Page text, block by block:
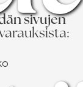
sivujen